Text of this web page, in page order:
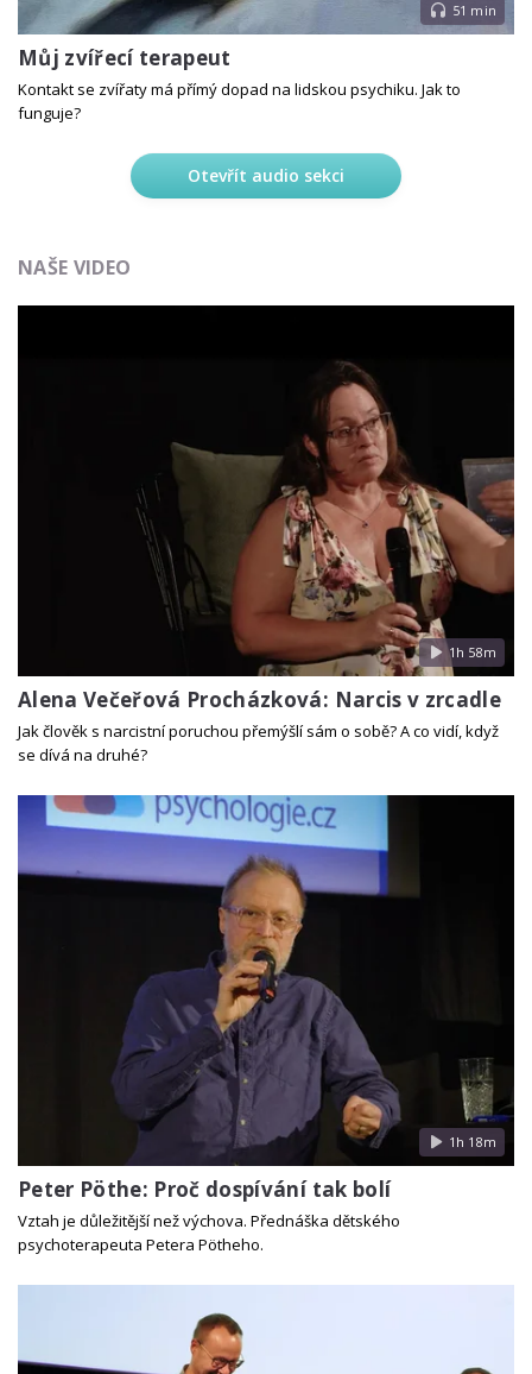
51 min
Můj zvířecí terapeut
Kontakt se zvířaty má přímý dopad na lidskou psychiku. Jak to
funguje?
Otevřít audio sekci
NAŠE VIDEO
1h 58m
Alena Večeřová Procházková: Narcis v zrcadle
Jak člověk s narcistní poruchou přemýšlí sám o sobě? A co vidí, když
se dívá na druhé?
1h 18m
Peter Pöthe: Proč dospívání tak bolí
Vztah je důležitější než výchova. Přednáška dětského
psychoterapeuta Petera Pötheho.